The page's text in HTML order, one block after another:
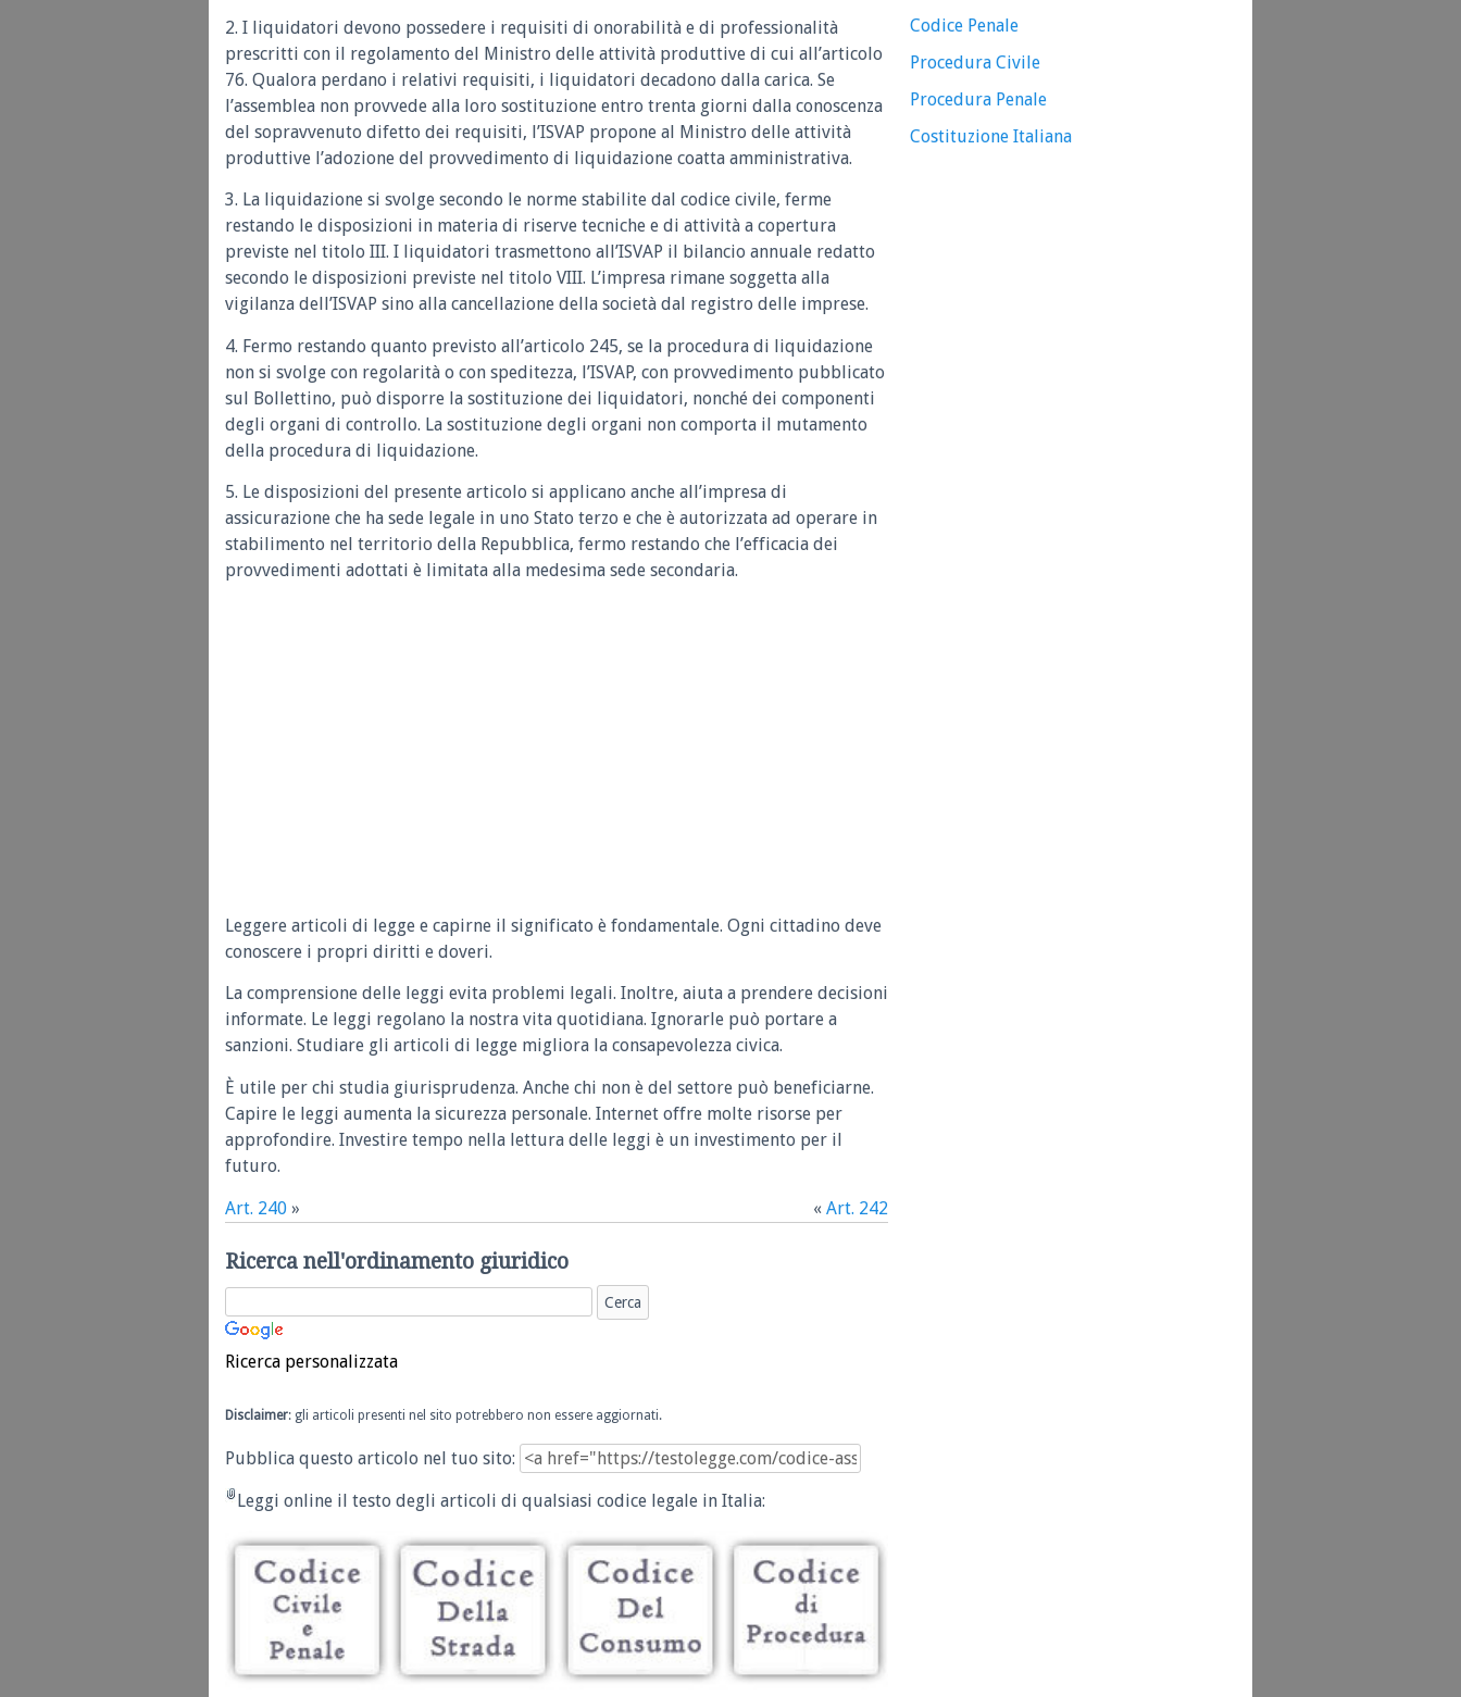
2. I liquidatori devono possedere i requisiti di onorabilità e di professionalità
prescritti con il regolamento del Ministro delle attività produttive di cui all’articolo
76. Qualora perdano i relativi requisiti, i liquidatori decadono dalla carica. Se
l’assemblea non provvede alla loro sostituzione entro trenta giorni dalla conoscenza
del sopravvenuto difetto dei requisiti, l’ISVAP propone al Ministro delle attività
produttive l’adozione del provvedimento di liquidazione coatta amministrativa.
3. La liquidazione si svolge secondo le norme stabilite dal codice civile, ferme
restando le disposizioni in materia di riserve tecniche e di attività a copertura
previste nel titolo III. I liquidatori trasmettono all’ISVAP il bilancio annuale redatto
secondo le disposizioni previste nel titolo VIII. L’impresa rimane soggetta alla
vigilanza dell’ISVAP sino alla cancellazione della società dal registro delle imprese.
4. Fermo restando quanto previsto all’articolo 245, se la procedura di liquidazione
non si svolge con regolarità o con speditezza, l’ISVAP, con provvedimento pubblicato
sul Bollettino, può disporre la sostituzione dei liquidatori, nonché dei componenti
degli organi di controllo. La sostituzione degli organi non comporta il mutamento
della procedura di liquidazione.
5. Le disposizioni del presente articolo si applicano anche all’impresa di
assicurazione che ha sede legale in uno Stato terzo e che è autorizzata ad operare in
stabilimento nel territorio della Repubblica, fermo restando che l’efficacia dei
provvedimenti adottati è limitata alla medesima sede secondaria.
Leggere articoli di legge e capirne il significato è fondamentale. Ogni cittadino deve
conoscere i propri diritti e doveri.
La comprensione delle leggi evita problemi legali. Inoltre, aiuta a prendere decisioni
informate. Le leggi regolano la nostra vita quotidiana. Ignorarle può portare a
sanzioni. Studiare gli articoli di legge migliora la consapevolezza civica.
È utile per chi studia giurisprudenza. Anche chi non è del settore può beneficiarne.
Capire le leggi aumenta la sicurezza personale. Internet offre molte risorse per
approfondire. Investire tempo nella lettura delle leggi è un investimento per il
futuro.
Art. 240 » « Art. 242
Ricerca nell'ordinamento giuridico
Ricerca personalizzata
Disclaimer: gli articoli presenti nel sito potrebbero non essere aggiornati.
Pubblica questo articolo nel tuo sito:
Leggi online il testo degli articoli di qualsiasi codice legale in Italia:
Codice Penale
Procedura Civile
Procedura Penale
Costituzione Italiana